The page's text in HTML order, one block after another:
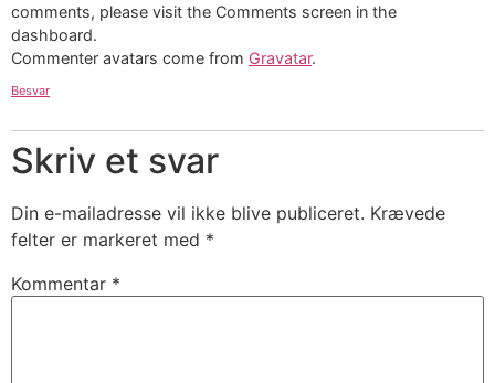
comments, please visit the Comments screen in the
dashboard.
Commenter avatars come from Gravatar.
Besvar
Skriv et svar
Din e-mailadresse vil ikke blive publiceret. Krævede
felter er markeret med *
Kommentar *